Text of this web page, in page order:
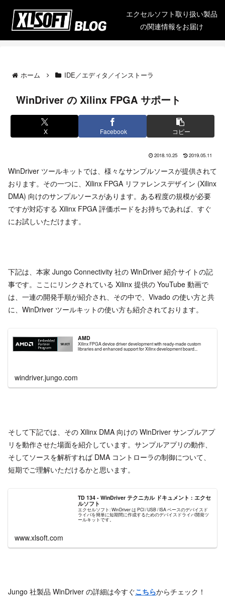
エクセルソフト取り扱い製品
の関連情報をお届け
ホーム IDE／エディタ／インストーラ
WinDriver の Xilinx FPGA サポート
X Facebook コピー
2018.10.25 2019.05.11
WinDriver ツールキットでは、様々なサンプルソースが提供されて
おります。その一つに、Xilinx FPGA リファレンスデザイン (Xilinx
DMA) 向けのサンプルソースがあります。ある程度の規模が必要
ですが対応する Xilinx FPGA 評価ボードをお持ちであれば、すぐ
にお試しいただけます。
下記は、本家 Jungo Connectivity 社の WinDriver 紹介サイトの記
事です。ここにリンクされている Xilinx 提供の YouTube 動画で
は、一連の開発手順が紹介され、その中で、Vivado の使い方と共
に、WinDriver ツールキットの使い方も紹介されております。
AMD
Xilinx FPGA device driver development with ready-made custom
libraries and enhanced support for Xilinx development board...
windriver.jungo.com
そして下記では、その Xilinx DMA 向けの WinDriver サンプルアプ
リを動作させた場面を紹介しています。サンプルアプリの動作、
そしてソースを解析すれば DMA コントローラの制御について、
短期でご理解いただけるかと思います。
TD 134 - WinDriver テクニカル ドキュメント : エクセ
ルソフト
エクセルソフト: WinDriver は PCI / USB / ISA ベースのデバイスド
ライバを簡単に短期間に作成するためのデバイスドライバ開発ツ
ールキットです。
www.xlsoft.com
Jungo 社製品 WinDriver の詳細は今すぐこちらからチェック！